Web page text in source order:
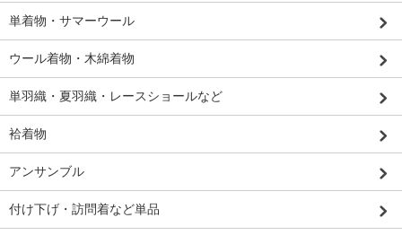
単着物・サマーウール
ウール着物・木綿着物
単羽織・夏羽織・レースショールなど
袷着物
アンサンブル
付け下げ・訪問着など単品